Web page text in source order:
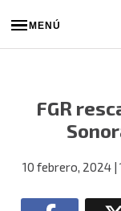
MENÚ
FGR
10 febrero, 2024 |